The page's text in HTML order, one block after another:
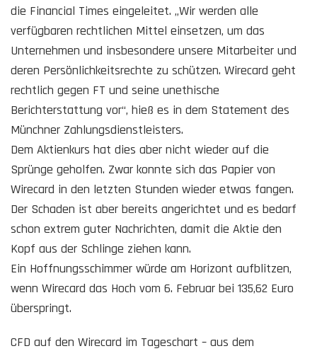
die Financial Times eingeleitet. „Wir werden alle
verfügbaren rechtlichen Mittel einsetzen, um das
Unternehmen und insbesondere unsere Mitarbeiter und
deren Persönlichkeitsrechte zu schützen. Wirecard geht
rechtlich gegen FT und seine unethische
Berichterstattung vor“, hieß es in dem Statement des
Münchner Zahlungsdienstleisters.
Dem Aktienkurs hat dies aber nicht wieder auf die
Sprünge geholfen. Zwar konnte sich das Papier von
Wirecard in den letzten Stunden wieder etwas fangen.
Der Schaden ist aber bereits angerichtet und es bedarf
schon extrem guter Nachrichten, damit die Aktie den
Kopf aus der Schlinge ziehen kann.
Ein Hoffnungsschimmer würde am Horizont aufblitzen,
wenn Wirecard das Hoch vom 6. Februar bei 135,62 Euro
überspringt.
CFD auf den Wirecard im Tageschart – aus dem